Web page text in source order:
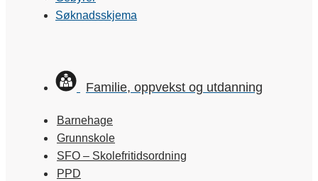
Søknadsskjema
Familie, oppvekst og utdanning
Barnehage
Grunnskole
SFO – Skolefritidsordning
PPD